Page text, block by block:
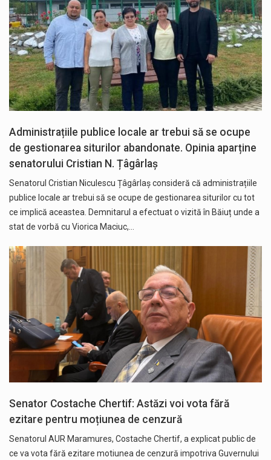
Administrațiile publice locale ar trebui să se ocupe
de gestionarea siturilor abandonate. Opinia aparține
senatorului Cristian N. Țâgârlaș
Senatorul Cristian Niculescu Țâgârlaș consideră că administrațiile
publice locale ar trebui să se ocupe de gestionarea siturilor cu tot
ce implică aceastea. Demnitarul a efectuat o vizită în Băiuț unde a
stat de vorbă cu Viorica Maciuc,…
Senator Costache Chertif: Astăzi voi vota fără
ezitare pentru moțiunea de cenzură
Senatorul AUR Maramures, Costache Chertif, a explicat public de
ce va vota fără ezitare motiunea de cenzură impotriva Guvernului